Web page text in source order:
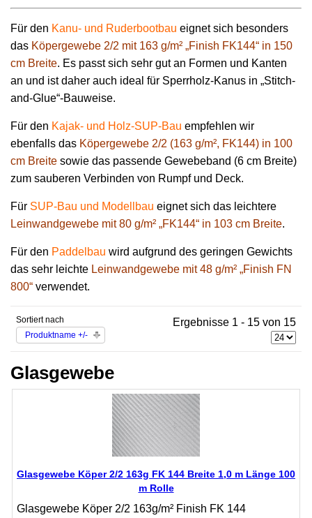
Für den Kanu- und Ruderbootbau eignet sich besonders
das Köpergewebe 2/2 mit 163 g/m² „Finish FK144“ in 150
cm Breite. Es passt sich sehr gut an Formen und Kanten
an und ist daher auch ideal für Sperrholz-Kanus in „Stitch-
and-Glue“-Bauweise.
Für den Kajak- und Holz-SUP-Bau empfehlen wir
ebenfalls das Köpergewebe 2/2 (163 g/m², FK144) in 100
cm Breite sowie das passende Gewebeband (6 cm Breite)
zum sauberen Verbinden von Rumpf und Deck.
Für SUP-Bau und Modellbau eignet sich das leichtere
Leinwandgewebe mit 80 g/m² „FK144“ in 103 cm Breite.
Für den Paddelbau wird aufgrund des geringen Gewichts
das sehr leichte Leinwandgewebe mit 48 g/m² „Finish FN
800“ verwendet.
Sortiert nach
Produktname +/-
Ergebnisse 1 - 15 von 15
Glasgewebe
Glasgewebe Köper 2/2 163g FK 144 Breite 1,0 m Länge 100
m Rolle
Glasgewebe Köper 2/2 163g/m² Finish FK 144